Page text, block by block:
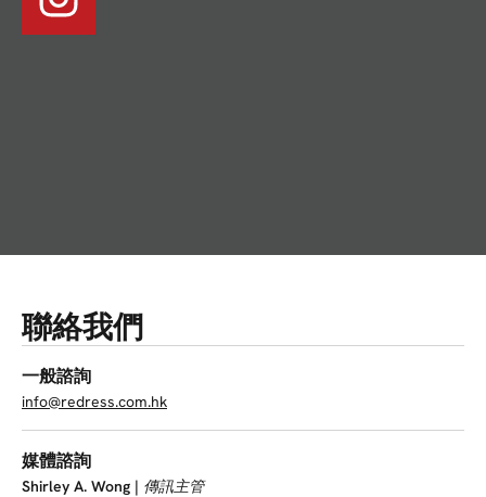
聯絡我們
一般諮詢
info@redress.com.hk
媒體諮詢
Shirley A. Wong | 傳訊主管